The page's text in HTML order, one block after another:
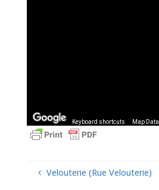
Keyboard shortcuts Map Data
Velouterie (Rue Velouterie)